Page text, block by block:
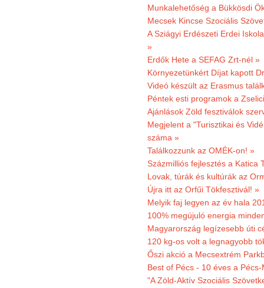
Munkalehetőség a Bükkösdi
Mecsek Kincse Szociális
A Sziágyi Erdészeti Erdei
»
Erdők Hete a SEFAG Zrt-nél »
Környezetünkért Díjat kapott
Videó készült az Erasmus
Péntek esti programok a
Ajánlások Zöld fesztiválok
Megjelent a "Turisztikai és
száma »
Találkozzunk az OMÉK-on! »
Százmilliós fejlesztés a Katica
Lovak, túrák és kultúrák az
Újra itt az Orfűi Tökfesztivál! »
Melyik faj legyen az év hala
100% megújuló energia
Magyarország legízesebb úti
120 kg-os volt a legnagyobb
Őszi akció a Mecsextrém
Best of Pécs - 10 éves a
"A Zöld-Aktív Szociális